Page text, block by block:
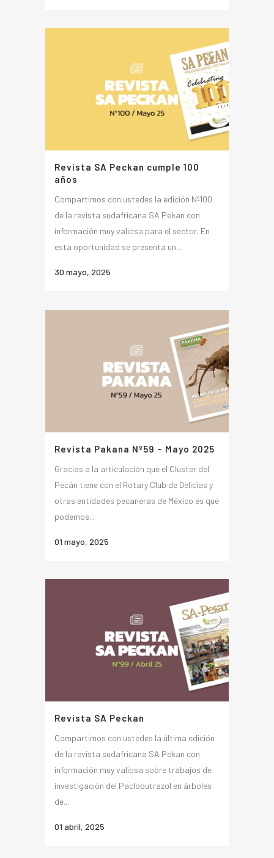
Revista SA Peckan cumple 100
años
Compartimos con ustedes la edición Nº100
de la revista sudafricana SA Pekan con
información muy valiosa para el sector. En
esta oportunidad se presenta un...
30 mayo, 2025
Revista Pakana Nº59 – Mayo 2025
Gracias a la articulación que el Cluster del
Pecán tiene con el Rotary Club de Delicias y
otras entidades pecaneras de México es que
podemos...
01 mayo, 2025
Revista SA Peckan
Compartimos con ustedes la última edición
de la revista sudafricana SA Pekan con
información muy valiosa sobre trabajos de
investigación del Paclobutrazol en árboles
de...
01 abril, 2025